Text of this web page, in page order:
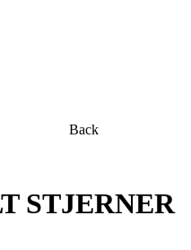
Back
STJERNER